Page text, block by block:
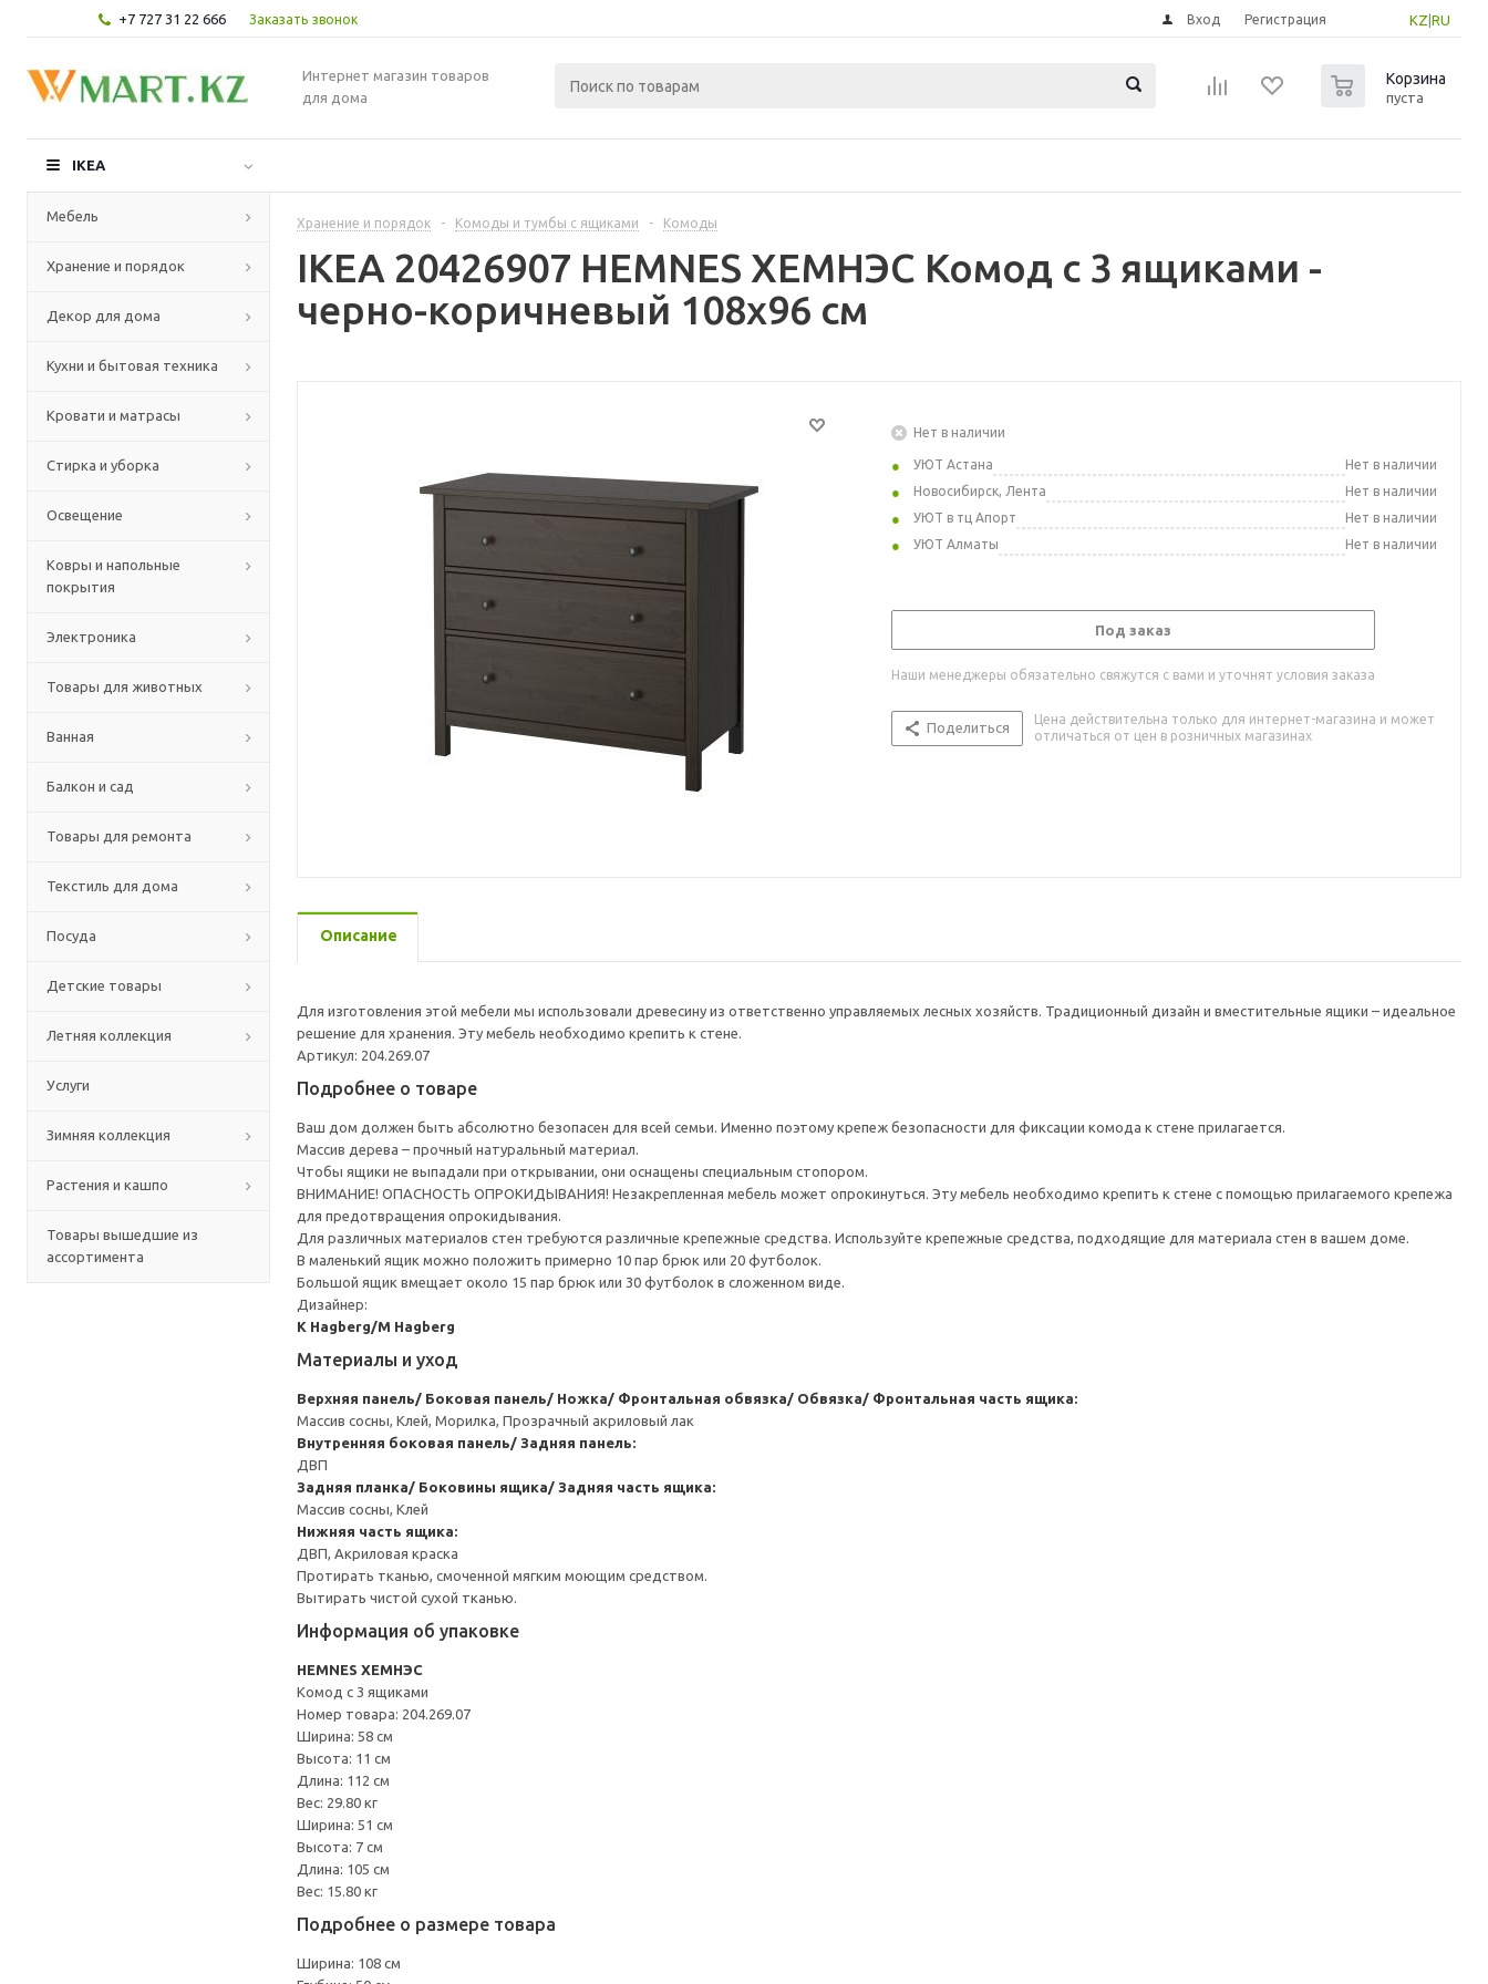
+7 727 31 22 666 Заказать звонок KZ RU
Вход Регистрация
Интернет магазин товаров
для дома
Корзина
пуста
IKEA
Мебель
Хранение и порядок
Декор для дома
Кухни и бытовая техника
Кровати и матрасы
Стирка и уборка
Освещение
Ковры и напольные
покрытия
Электроника
Товары для животных
Ванная
Балкон и сад
Товары для ремонта
Текстиль для дома
Посуда
Детские товары
Летняя коллекция
Услуги
Зимняя коллекция
Растения и кашпо
Товары вышедшие из
ассортимента
Хранение и порядок - Комоды и тумбы с ящиками - Комоды
IKEA 20426907 HEMNES ХЕМНЭС Комод с 3 ящиками -
черно-коричневый 108x96 см
Нет в наличии
УЮТ Астана
Нет в наличии
Новосибирск, Лента
Нет в наличии
УЮТ в тц Апорт
Нет в наличии
УЮТ Алматы
Нет в наличии
Под заказ
Наши менеджеры обязательно свяжутся с вами и уточнят условия заказа
Поделиться
Цена действительна только для интернет-магазина и может
отличаться от цен в розничных магазинах
Описание
Для изготовления этой мебели мы использовали древесину из ответственно управляемых лесных хозяйств. Традиционный дизайн и вместительные ящики – идеальное
решение для хранения. Эту мебель необходимо крепить к стене.
Артикул: 204.269.07
Подробнее о товаре
Ваш дом должен быть абсолютно безопасен для всей семьи. Именно поэтому крепеж безопасности для фиксации комода к стене прилагается.
Массив дерева – прочный натуральный материал.
Чтобы ящики не выпадали при открывании, они оснащены специальным стопором.
ВНИМАНИЕ! ОПАСНОСТЬ ОПРОКИДЫВАНИЯ! Незакрепленная мебель может опрокинуться. Эту мебель необходимо крепить к стене с помощью прилагаемого крепежа
для предотвращения опрокидывания.
Для различных материалов стен требуются различные крепежные средства. Используйте крепежные средства, подходящие для материала стен в вашем доме.
В маленький ящик можно положить примерно 10 пар брюк или 20 футболок.
Большой ящик вмещает около 15 пар брюк или 30 футболок в сложенном виде.
Дизайнер:
K Hagberg/M Hagberg
Материалы и уход
Верхняя панель/ Боковая панель/ Ножка/ Фронтальная обвязка/ Обвязка/ Фронтальная часть ящика:
Массив сосны, Клей, Морилка, Прозрачный акриловый лак
Внутренняя боковая панель/ Задняя панель:
ДВП
Задняя планка/ Боковины ящика/ Задняя часть ящика:
Массив сосны, Клей
Нижняя часть ящика:
ДВП, Акриловая краска
Протирать тканью, смоченной мягким моющим средством.
Вытирать чистой сухой тканью.
Информация об упаковке
HEMNES ХЕМНЭС
Комод с 3 ящиками
Номер товара: 204.269.07
Ширина: 58 см
Высота: 11 см
Длина: 112 см
Вес: 29.80 кг
Ширина: 51 см
Высота: 7 см
Длина: 105 см
Вес: 15.80 кг
Подробнее о размере товара
Ширина: 108 см